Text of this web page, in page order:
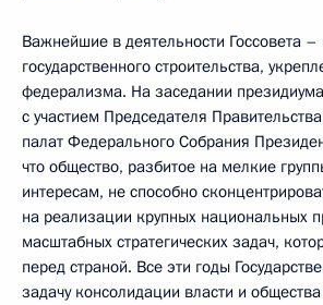
Важнейшие в деятельности Госсовета
государственного строительства,
федерализма. На заседании
с участием Председателя
палат Федерального Собрания
что общество, разбитое на мелкие
интересам, не способно
на реализации крупных национальных
масштабных стратегических задач,
перед страной. Все эти годы
задачу консолидации власти и общества